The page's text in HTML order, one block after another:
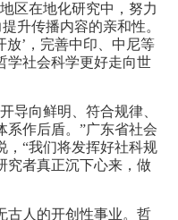
区在地化研究中，努力
升传播内容的亲和性。
放’，完善中印、中尼等
学社会科学更好走向世
导向鲜明、符合规律、
系作后盾。”广东省社会
，“我们将发挥好社科规
究者真正沉下心来，做
古人的开创性事业。哲